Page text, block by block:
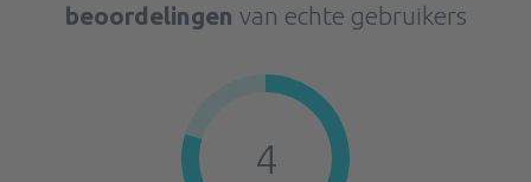
beoordelingen van echte gebruikers
4